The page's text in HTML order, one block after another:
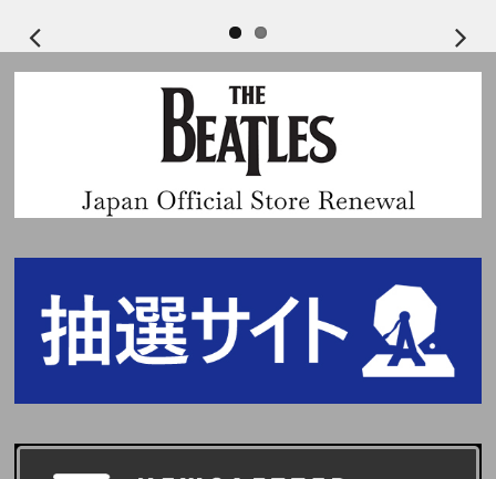
いいたします。(登録無料)
【chordウェブサイト】
※迷惑メール対策をされている方は、事前に“@cdefgah.net”のドメイン受信
設定をお願いいたします。
※当選、落選は登録時のメールアドレス宛にお送りいたします。また、chor
dマイページからもご確認いただけます。
※お客様の通信状況により当落通知メールが届かない場合もございますの
をご確認ください。
①「WARAiNA」イベント応募用CD予約対象ショップにて、対象商品を予
②応募用シリアル/応募フォームURL通知日時にメールもしくは各ショップ
のマイページにて、応募用シリアルナンバーと応募サイトURLが表示され
③応募用シリアルを応募フォームURLのフォームに沿って入力、応募完
※CDを予約しただけでは応募にはなりませんので必ず応募サイトでの応